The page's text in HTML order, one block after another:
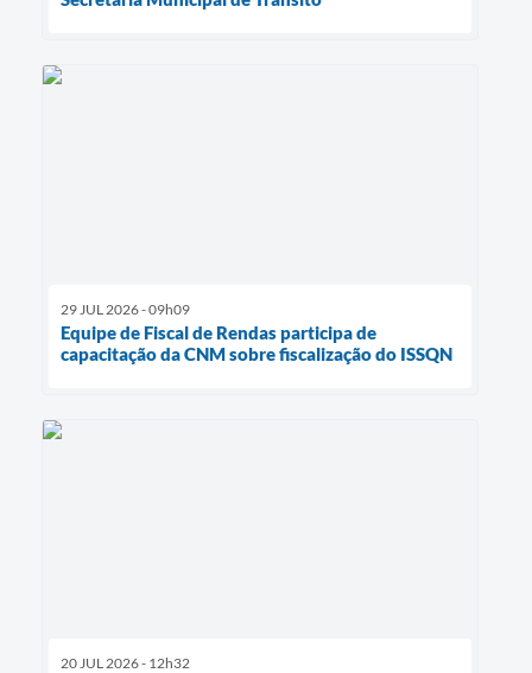
29 JUL 2026 - 09h09
Equipe de Fiscal de Rendas participa de
capacitação da CNM sobre fiscalização do ISSQN
20 JUL 2026 - 12h32